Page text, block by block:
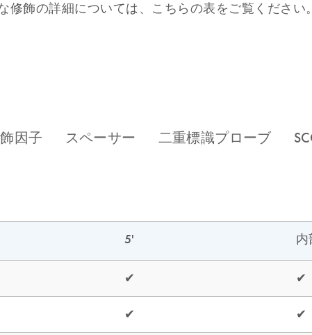
飾の詳細については、こちらの表をご覧ください。